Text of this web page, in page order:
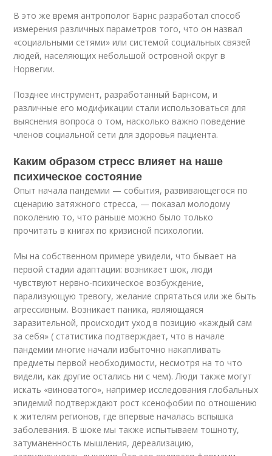
В это же время антрополог Барнс разработал способ
измерения различных параметров того, что он назвал
«социальными сетями» или системой социальных связей
людей, населяющих небольшой островной округ в
Норвегии.
Позднее инструмент, разработанный Барнсом, и
различные его модификации стали использоваться для
выяснения вопроса о том, насколько важно поведение
членов социальной сети для здоровья пациента.
Каким образом стресс влияет на наше
психическое состояние
Опыт начала пандемии — события, развивающегося по
сценарию затяжного стресса, — показал молодому
поколению то, что раньше можно было только
прочитать в книгах по кризисной психологии.
Мы на собственном примере увидели, что бывает на
первой стадии адаптации: возникает шок, люди
чувствуют нервно-психическое возбуждение,
парализующую тревогу, желание спрятаться или же быть
агрессивным. Возникает паника, являющаяся
заразительной, происходит уход в позицию «каждый сам
за себя» ( статистика подтверждает, что в начале
пандемии многие начали избыточно накапливать
предметы первой необходимости, несмотря на то что
видели, как другие остались ни с чем). Люди также могут
искать «виноватого», например исследования глобальных
эпидемий подтверждают рост ксенофобии по отношению
к жителям регионов, где впервые началась вспышка
заболевания. В шоке мы также испытываем тошноту,
затуманенность мышления, дереализацию,